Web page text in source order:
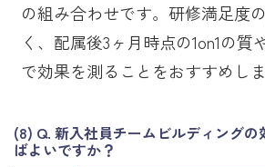
の組み合わせです。研修満足度
く、配属後3ヶ月時点の1on1の質
で効果を測ることをおすすめしま
Q. 新入社員チームビルディング
ばよいですか？